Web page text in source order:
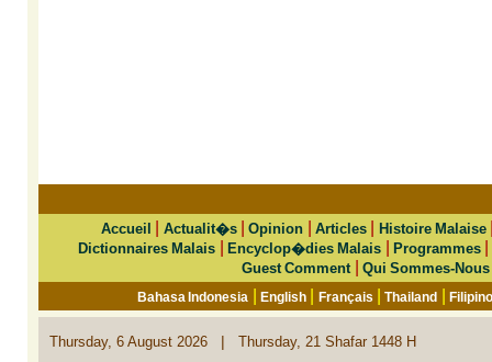
Accueil Actualit�s|Opinion Articles| Histoire Malaise
Dictionnaires Malais |Encyclop�dies Malais |Programmes
Guest Comment Qui Sommes-Nous
Bahasa Indonesia |English Français |Thailand |
Thursday, 6 August 2026 | Thursday, 21 Shafar 1448 H